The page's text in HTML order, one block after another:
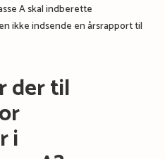
A skal indberette
ikke indsende en årsrapport til
der til
i